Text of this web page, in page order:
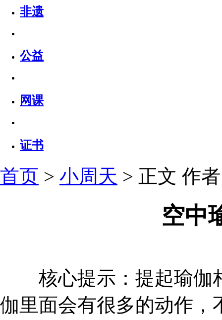
非遗
公益
网课
证书
首页 > 小周天 > 正文 作
空中
核心提示：提起瑜伽
伽里面会有很多的动作，